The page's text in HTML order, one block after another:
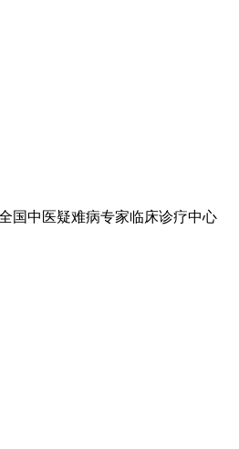
国中医疑难病专家临床诊疗中心